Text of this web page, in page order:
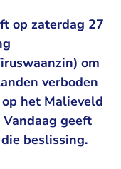
op zaterdag 27
om
verboden
het Malieveld
geeft
beslissing.